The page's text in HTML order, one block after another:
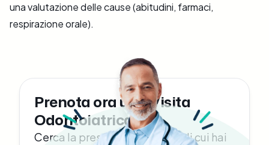
una valutazione delle cause (abitudini, farmaci,
respirazione orale).
Prenota ora una Visita
Odontoiatrica
Cerca la prestazione medica di cui hai